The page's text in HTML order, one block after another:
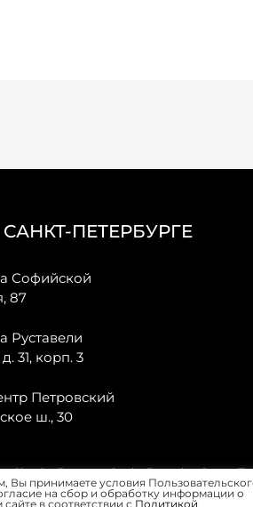
ПЕТЕРБУРГЕ
Софийской
87
Руставели
31, корп. 3
Петровский
ш., 30
Citroёn, Peugeot, Opel и Renault в Санкт-
Вы принимаете условия
на сбор и обработку информации о
в соответствии с Политикой